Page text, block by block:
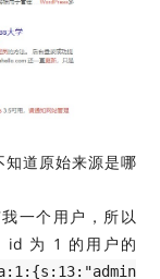
道原始来源是哪
一个用户，所以
id 为 1 的用户的